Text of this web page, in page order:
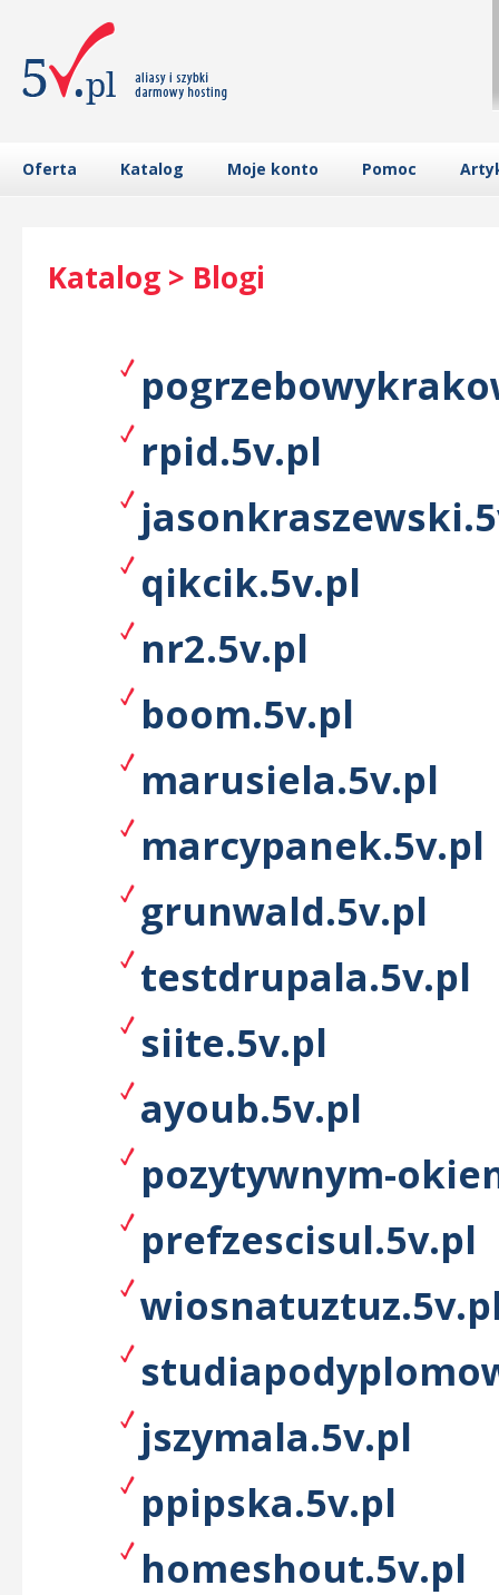
Oferta Katalog Moje konto Pomoc
Katalog > Blogi
rpid.5v.pl
qikcik.5v.pl
nr2.5v.pl
boom.5v.pl
marusiela.5v.pl
marcypanek.5v.pl
grunwald.5v.pl
testdrupala.5v.pl
siite.5v.pl
ayoub.5v.pl
pozytywnym-
prefzescisul.5v.pl
jszymala.5v.pl
ppipska.5v.pl
homeshout.5v.pl